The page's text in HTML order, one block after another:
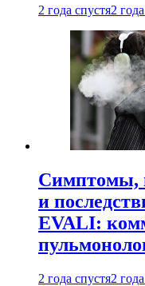
2 года спустя2
Симптомы,
и
EVALI:
2 года спустя2